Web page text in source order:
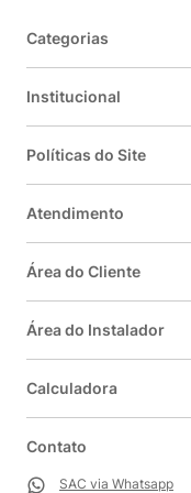
Categorias
Institucional
Políticas do Site
Atendimento
Área do Cliente
Área do Instalador
Calculadora
Contato
SAC via Whatsapp